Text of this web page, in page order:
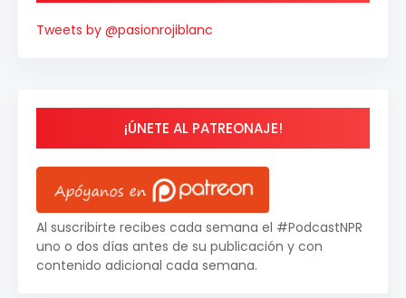
Tweets by @pasionrojiblanc
¡ÚNETE AL PATREONAJE!
Al suscribirte recibes cada semana el #PodcastNPR
uno o dos días antes de su publicación y con
contenido adicional cada semana.